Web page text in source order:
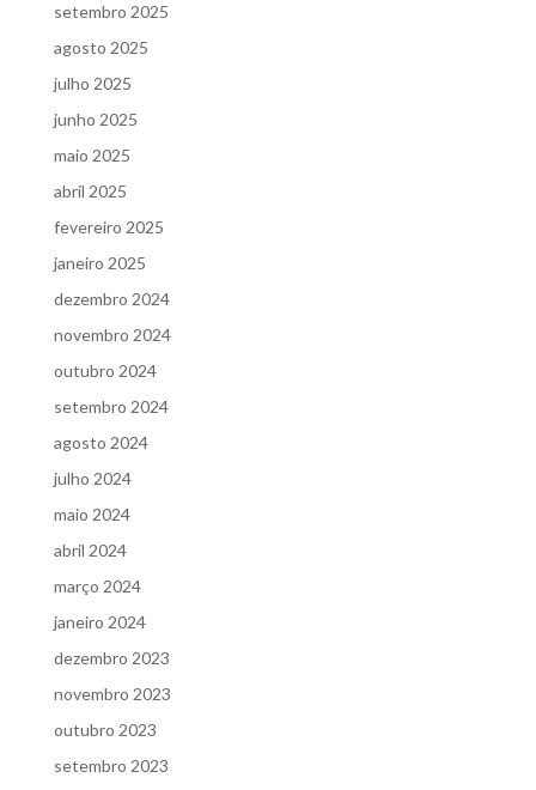
setembro 2025
agosto 2025
julho 2025
junho 2025
maio 2025
abril 2025
fevereiro 2025
janeiro 2025
dezembro 2024
novembro 2024
outubro 2024
setembro 2024
agosto 2024
julho 2024
maio 2024
abril 2024
março 2024
janeiro 2024
dezembro 2023
novembro 2023
outubro 2023
setembro 2023